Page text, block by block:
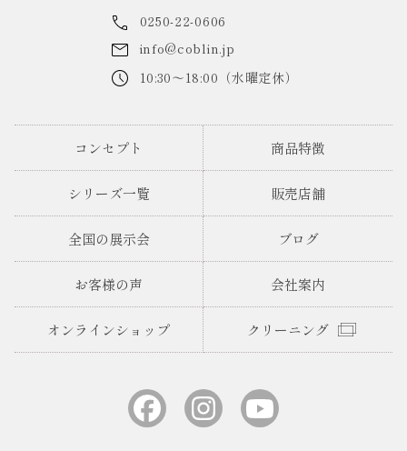
0250-22-0606
info@coblin.jp
10:30～18:00（水曜定休）
コンセプト 商品特徴
シリーズ一覧 販売店舗
全国の展示会 ブログ
お客様の声 会社案内
オンラインショップ クリーニング